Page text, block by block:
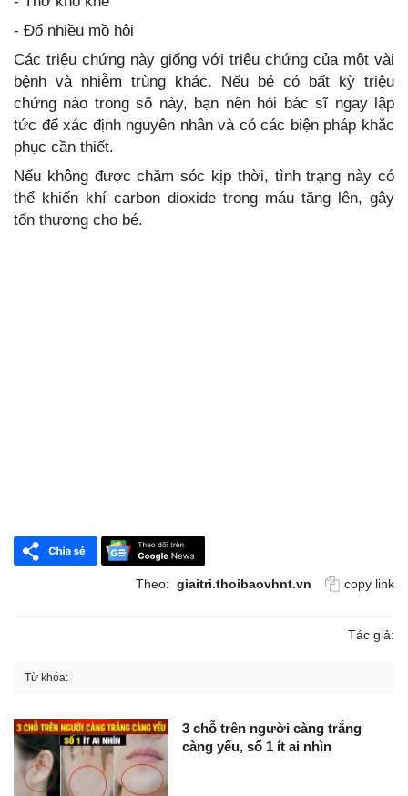
- Đổ nhiều mồ hôi
Các triệu chứng này giống với triệu chứng của một vài
bệnh và nhiễm trùng khác. Nếu bé có bất kỳ triệu
chứng nào trong số này, bạn nên hỏi bác sĩ ngay lập
tức để xác định nguyên nhân và có các biện pháp khắc
phục cần thiết.
Nếu không được chăm sóc kịp thời, tình trạng này có
thể khiến khí carbon dioxide trong máu tăng lên, gây
tổn thương cho bé.
Theo: giaitri.thoibaovhnt.vn copy link
Tác giả:
Từ khóa:
3 chỗ trên người càng trắng
càng yếu, số 1 ít ai nhìn